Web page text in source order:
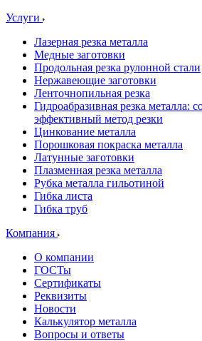
Услуги
Лазерная резка металла
Медные заготовки
Продольная резка рулонной стали
Нержавеющие заготовки
Ленточнопильная резка
Гидроабразивная резка металла:
эффективный метод резки
Цинкование металла
Порошковая покраска металла
Латунные заготовки
Плазменная резка металла
Рубка металла гильотиной
Гибка листа
Гибка труб
Компания
О компании
ГОСТы
Сертификаты
Реквизиты
Новости
Калькулятор металла
Вопросы и ответы